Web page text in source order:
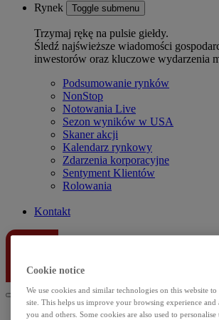
Rynek Toggle submenu
Trzymaj rękę na pulsie giełdy.
Śledź najświeższe wiadomości
inwestorów oraz kluczowe wydarzenia
Podsumowanie rynków
NonStop
Notowania Live
Sezon wyników w USA
Skaner akcji
Kalendarz rynkowy
Zdarzenia korporacyjne
Sentyment Klientów
Rolowania
Kontakt
Cookie notice
We use cookies and similar technologies on this website
site. This helps us improve your browsing experience
you and others. Some cookies are also used to